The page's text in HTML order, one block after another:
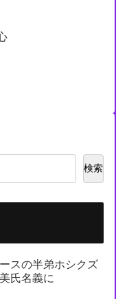
検索
スの半弟ホシクズ
氏名義に